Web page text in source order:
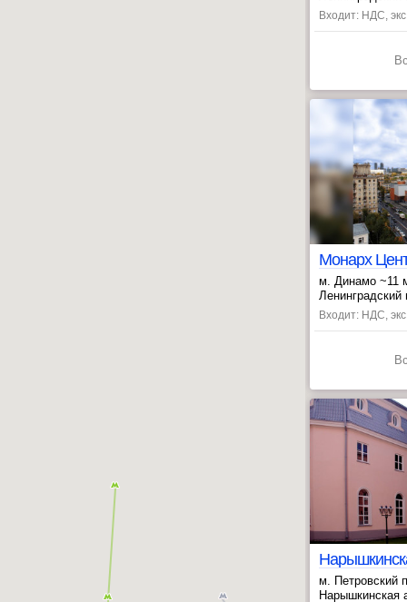
Входит: НДС,
Монарх
м. Динамо ~11
, Беговая ~20
Ленинградский
Входит: НДС,
м. Петровский
, Аэропорт ~21
Нарышкинская